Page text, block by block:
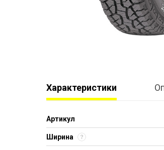
Характеристики
Артикул
Ширина